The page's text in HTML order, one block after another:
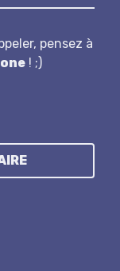
pensez à
! ;)